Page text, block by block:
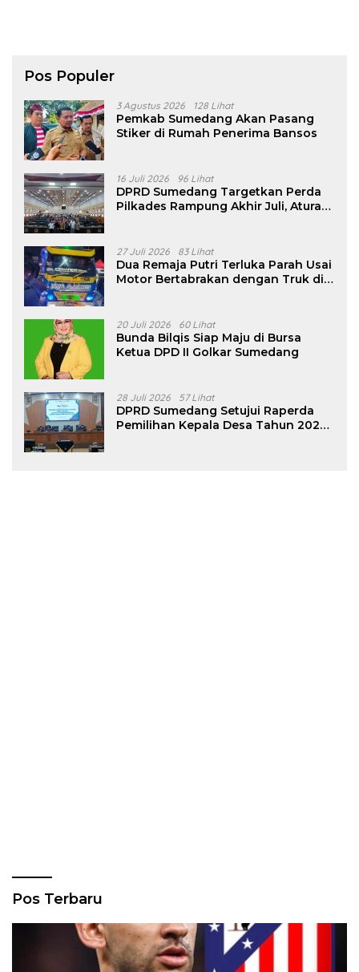
Pos Populer
3 Agustus 2026 128 Lihat
Pemkab Sumedang Akan Pasang
Stiker di Rumah Penerima Bansos
16 Juli 2026 96 Lihat
DPRD Sumedang Targetkan Perda
Pilkades Rampung Akhir Juli, Aturan
27 Juli 2026 83 Lihat
Dua Remaja Putri Terluka Parah Usai
Motor Bertabrakan dengan Truk di
20 Juli 2026 60 Lihat
Bunda Bilqis Siap Maju di Bursa
Ketua DPD II Golkar Sumedang
28 Juli 2026 57 Lihat
DPRD Sumedang Setujui Raperda
Pemilihan Kepala Desa Tahun 2026
Pos Terbaru